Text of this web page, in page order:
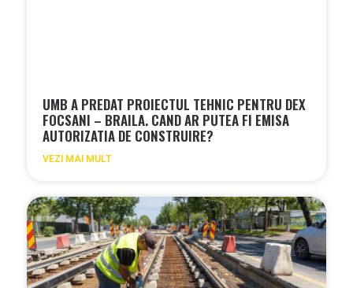
UMB A PREDAT PROIECTUL TEHNIC PENTRU DEX
FOCSANI – BRAILA. CAND AR PUTEA FI EMISA
AUTORIZATIA DE CONSTRUIRE?
VEZI MAI MULT